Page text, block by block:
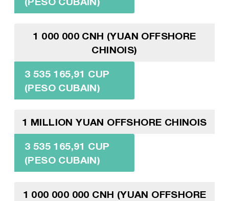
1 000 000 CNH (YUAN OFFSHORE
CHINOIS)
3 535 165,91 CUP
(PESO CUBAIN)
1 MILLION YUAN OFFSHORE CHINOIS
3 535 165,91 CUP
(PESO CUBAIN)
1 000 000 000 CNH (YUAN OFFSHORE